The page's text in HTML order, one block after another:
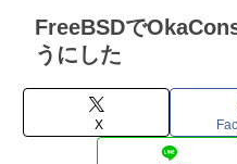
FreeBSDで
うにした
X